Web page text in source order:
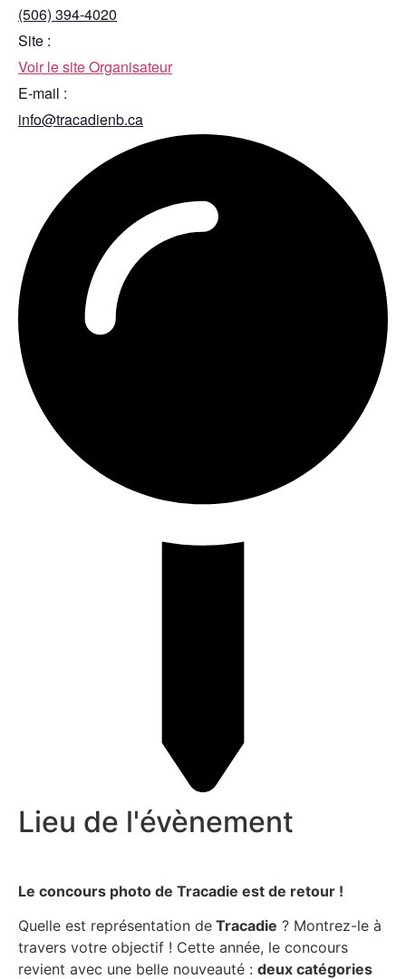
(506) 394-4020
Site :
Voir le site Organisateur
E-mail :
info@tracadienb.ca
Lieu de l'évènement
Le concours photo de Tracadie est de retour !
Quelle est représentation de Tracadie ? Montrez-le à
travers votre objectif ! Cette année, le concours
revient avec une belle nouveauté : deux catégories